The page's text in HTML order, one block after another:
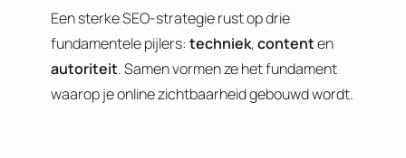
Een sterke SEO-strategie rust op drie
fundamentele pijlers: techniek,contenten
autoriteit. Samen vormen ze het fundament
waarop je online zichtbaarheid gebouwd wordt.